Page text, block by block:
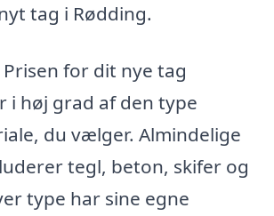
tag i Rødding.
Prisen for dit nye tag
i høj grad af den type
du vælger. Almindelige
tegl, beton, skifer og
type har sine egne